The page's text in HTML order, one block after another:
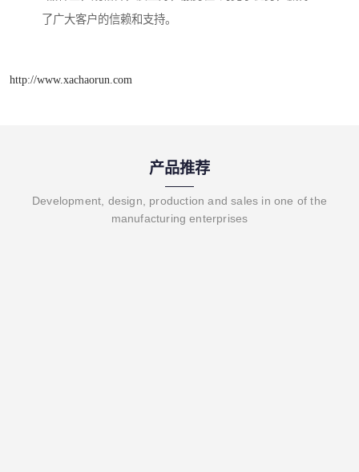
了广大客户的信赖和支持。
http://www.xachaorun.com
产品推荐
Development, design, production and sales in one of the
manufacturing enterprises